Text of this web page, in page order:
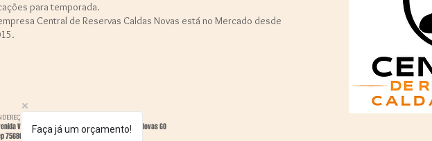
para temporada.
Central de Reservas Caldas Novas está no Mercado desde
Vera Cruz, Qd 34, Lt 1, nº98, São José, Caldas Novas GO
75680057
Faça já um orçamento!